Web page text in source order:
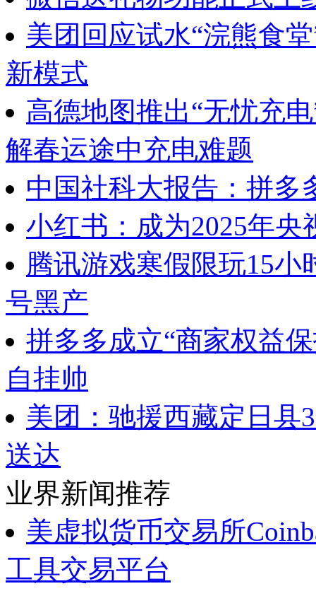
美团回应试水“浣熊食
新模式
高德地图推出“无忧充
解春运途中充电难题
中国社科大报告：拼多
小红书：成为2025年央
腾讯游戏寒假限玩15小
号黑产
拼多多成立“商家权益
自挂帅
美团：驰援西藏定日县
送达
业界新闻推荐
美虚拟货币交易所
工具交易平台